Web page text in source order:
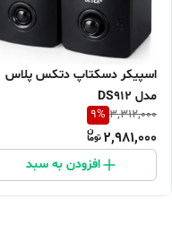
اسپیکر دسکتاپ دتکس پلاس
مدل DS912
3,312,000
9%
2,981,000
افزودن به سبد